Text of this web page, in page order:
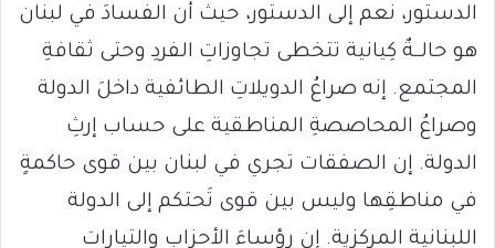
الدستور، نعم إلى الدستور، حيث أن الفسادَ في لبنان
هو حالــةٌ كِيانية تتخطى تجاوزاتِ الفردِ وحتى ثقافةِ
المجتمع. إنه صراعُ الدويلاتِ الطائفية داخلَ الدولة
وصراعُ المحاصصةِ المناطقية على حساب إرثِ
الدولة. إن الصفقات تجري في لبنان بين قوى حاكمةٍ
في مناطقِها وليس بين قوى تَحتكم إلى الدولة
اللبنانية المركزية. إن رؤساءَ الأحزابِ والتيارات